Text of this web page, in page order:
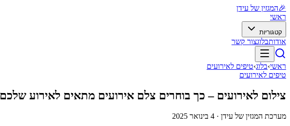
🎉המגזין של עידן
ראשי
קטגוריות
אודותבלוגצור קשר
ראשי›בלוג›טיפים לאירועים
טיפים לאירועים
צילום לאירועים – כך בוחרים צלם אירועים מתאים לאירוע שלכם
מערכת המגזין של עידן · 4 בינואר 2025